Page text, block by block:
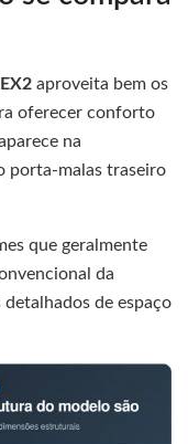
aproveita bem os
oferecer conforto
na
porta-malas traseiro
que geralmente
da
de espaço